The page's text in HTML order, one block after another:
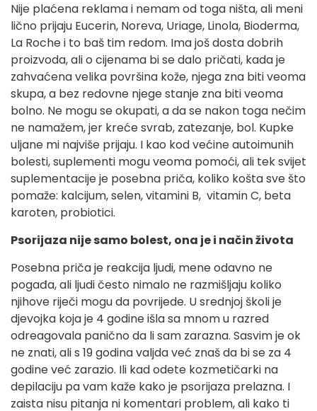
Nije plaćena reklama i nemam od toga ništa, ali meni
lično prijaju Eucerin, Noreva, Uriage, Linola, Bioderma,
La Roche i to baš tim redom. Ima još dosta dobrih
proizvoda, ali o cijenama bi se dalo pričati, kada je
zahvaćena velika površina kože, njega zna biti veoma
skupa, a bez redovne njege stanje zna biti veoma
bolno. Ne mogu se okupati, a da se nakon toga nečim
ne namažem, jer kreće svrab, zatezanje, bol. Kupke
uljane mi najviše prijaju. I kao kod većine autoimunih
bolesti, suplementi mogu veoma pomoći, ali tek svijet
suplementacije je posebna priča, koliko košta sve što
pomaže: kalcijum, selen, vitamini B, vitamin C, beta
karoten, probiotici.
Psorijaza nije samo bolest, ona je i način života
Posebna priča je reakcija ljudi, mene odavno ne
pogađa, ali ljudi često nimalo ne razmišljaju koliko
njihove riječi mogu da povrijede. U srednjoj školi je
djevojka koja je 4 godine išla sa mnom u razred
odreagovala panično da li sam zarazna. Sasvim je ok
ne znati, ali s 19 godina valjda već znaš da bi se za 4
godine već zarazio. Ili kad odete kozmetičarki na
depilaciju pa vam kaže kako je psorijaza prelazna. I
zaista nisu pitanja ni komentari problem, ali kako ti